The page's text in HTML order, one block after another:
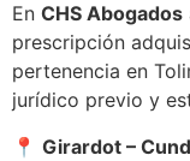
En CHS Abogados
prescripción
pertenencia en
jurídico previo y
📍 Girardot –